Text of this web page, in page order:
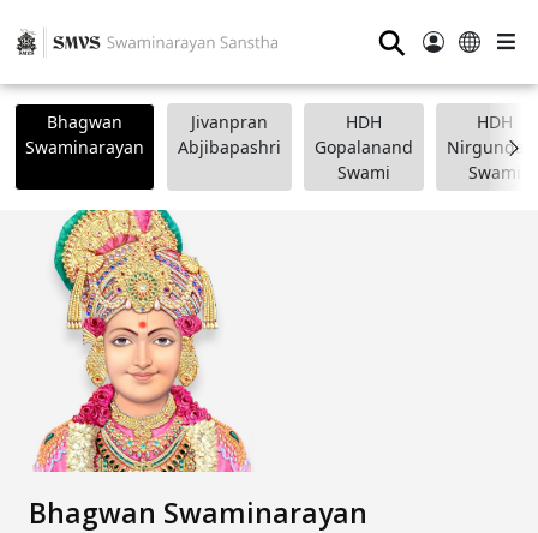
⚲
Bhagwan
Swaminarayan
Jivanpran
Abjibapashri
HDH
Gopalanand
Swami
HDH
Swami
Bhagwan Swaminarayan